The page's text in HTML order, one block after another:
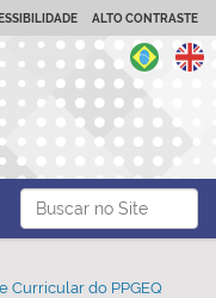
Busca
Busca Avançada…
ALTO CONTRASTE
Curricular do PPGEQ